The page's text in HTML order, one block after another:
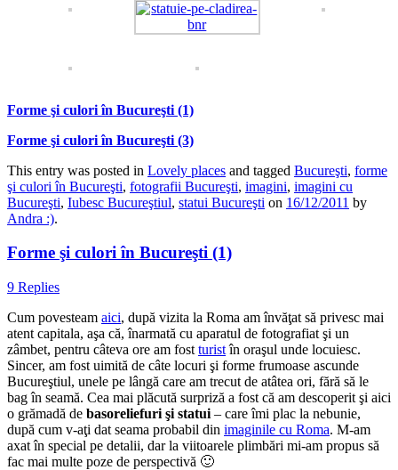
Forme şi culori în Bucureşti (1)
Forme şi culori în Bucureşti (3)
This entry was posted in Lovely places and tagged Bucureşti, forme
şi culori în Bucureşti, fotografii Bucureşti, imagini, imagini cu
Bucureşti, Iubesc Bucureştiul, statui Bucureşti on 16/12/2011 by
Andra :).
Forme şi culori în Bucureşti (1)
9 Replies
Cum povesteam aici, după vizita la Roma am învăţat să privesc mai
atent capitala, aşa că, înarmată cu aparatul de fotografiat şi un
zâmbet, pentru câteva ore am fost turistîn oraşul unde locuiesc.
Sincer, am fost uimită de câte locuri şi forme frumoase ascunde
Bucureştiul, unele pe lângă care am trecut de atâtea ori, fără să le
bag în seamă. Cea mai plăcută surpriză a fost că am descoperit şi aici
o grămadă de basoreliefuri şi statui – care îmi plac la nebunie,
după cum v-aţi dat seama probabil din imaginile cu Roma. M-am
axat în special pe detalii, dar la viitoarele plimbări mi-am propus să
fac mai multe poze de perspectivă 🙂